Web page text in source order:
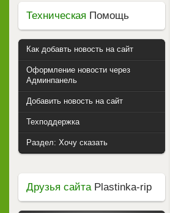
Техническая Помощь
Как добавть новость на сайт
Оформление новости через
Админпанель
Добавить новость на сайт
Техподдержка
Раздел: Хочу сказать
Друзья сайтаPlastinka-rip